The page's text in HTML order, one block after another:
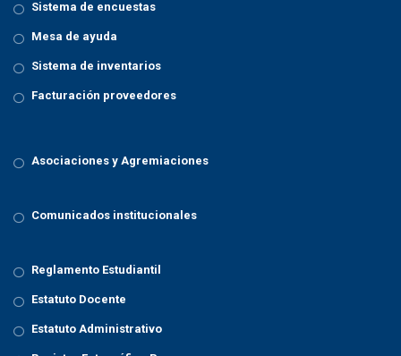
Sistema de encuestas
Mesa de ayuda
Sistema de inventarios
Facturación proveedores
Asociaciones y Agremiaciones
Comunicados institucionales
Reglamento Estudiantil
Estatuto Docente
Estatuto Administrativo